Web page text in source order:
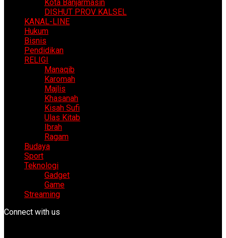
Kota Banjarmasin
DISHUT PROV KALSEL
KANAL-LINE
Hukum
Bisnis
Pendidikan
RELIGI
Manaqib
Karomah
Majlis
Khasanah
Kisah Sufi
Ulas Kitab
Ibrah
Ragam
Budaya
Sport
Teknologi
Gadget
Game
Streaming
Connect with us